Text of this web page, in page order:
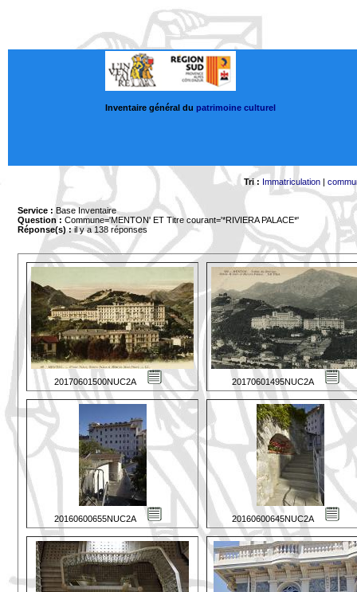
Inventaire général du patrimoine culturel
Tri : Immatriculation |
Service : Base Inventaire
Question : Commune='MENTON' ET Titre courant='*RIVIERA PALACE*'
Réponse(s) :il y a 138 réponses
20170601500NUC2A 20170601495NUC2A
20160600655NUC2A 20160600645NUC2A